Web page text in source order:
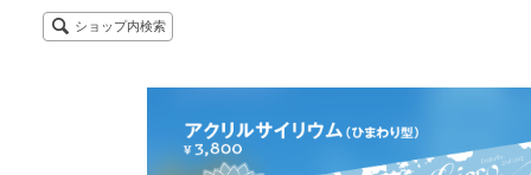
ショップ内検索